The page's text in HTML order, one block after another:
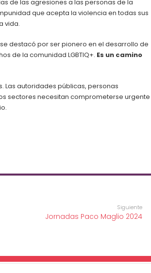
de las agresiones a las personas de la
que acepta la violencia en todas sus
vida.
destacó por ser pionero en el desarrollo de
de la comunidad LGBTIQ+. Es un camino
Las autoridades públicas, personas
sectores necesitan comprometerse urgente
Siguiente
Jornadas Paco Maglio 2024